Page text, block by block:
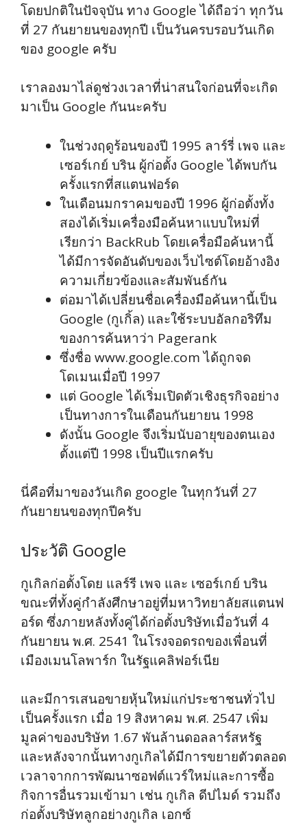
โดยปกติในปัจจุบัน ทาง Google ได้ถือว่า ทุกวัน
ที่ 27 กันยายนของทุกปี เป็นวันครบรอบวันเกิด
ของ google ครับ
เราลองมาไล่ดูช่วงเวลาที่น่าสนใจก่อนที่จะเกิด
มาเป็น Google กันนะครับ
ในช่วงฤดูร้อนของปี 1995 ลาร์รี่ เพจ และ
เซอร์เกย์ บริน ผู้ก่อตั้ง Google ได้พบกัน
ครั้งแรกที่สแตนฟอร์ด
ในเดือนมกราคมของปี 1996 ผู้ก่อตั้งทั้ง
สองได้เริ่มเครื่องมือค้นหาแบบใหม่ที่
เรียกว่า BackRub โดยเครื่อมือค้นหานี้
ได้มีการจัดอันดับของเว็บไซต์โดยอ้างอิง
ความเกี่ยวข้องและสัมพันธ์กัน
ต่อมาได้เปลี่ยนชื่อเครื่องมือค้นหานี้เป็น
Google (กูเกิ้ล) และใช้ระบบอัลกอริทึม
ของการค้นหาว่า Pagerank
ซึ่งชื่อ www.google.com ได้ถูกจด
โดเมนเมื่อปี 1997
แต่ Google ได้เริ่มเปิดตัวเชิงธุรกิจอย่าง
เป็นทางการในเดือนกันยายน 1998
ดังนั้น Google จึงเริ่มนับอายุของตนเอง
ตั้งแต่ปี 1998 เป็นปีแรกครับ
นี่คือที่มาของวันเกิด google ในทุกวันที่ 27
กันยายนของทุกปีครับ
ประวัติ Google
กูเกิลก่อตั้งโดย แลร์รี เพจ และ เซอร์เกย์ บริน
ขณะที่ทั้งคู่กำลังศึกษาอยู่ที่มหาวิทยาลัยสแตนฟ
อร์ด ซึ่งภายหลังทั้งคู่ได้ก่อตั้งบริษัทเมื่อวันที่ 4
กันยายน พ.ศ. 2541 ในโรงจอดรถของเพื่อนที่
เมืองเมนโลพาร์ก ในรัฐแคลิฟอร์เนีย
และมีการเสนอขายหุ้นใหม่แก่ประชาชนทั่วไป
เป็นครั้งแรก เมื่อ 19 สิงหาคม พ.ศ. 2547 เพิ่ม
มูลค่าของบริษัท 1.67 พันล้านดอลลาร์สหรัฐ
และหลังจากนั้นทางกูเกิลได้มีการขยายตัวตลอด
เวลาจากการพัฒนาซอฟต์แวร์ใหม่และการซื้อ
กิจการอื่นรวมเข้ามา เช่น กูเกิล ดีปไมด์ รวมถึง
ก่อตั้งบริษัทลูกอย่างกูเกิล เอกซ์